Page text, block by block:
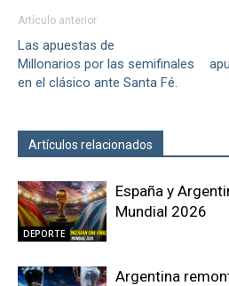
Artículo anterior
Las apuestas de
Millonarios por las semifinales
en el clásico ante Santa Fé.
Artículos relacionados
DEPORTE
España y
Mundial 2026
Argentina